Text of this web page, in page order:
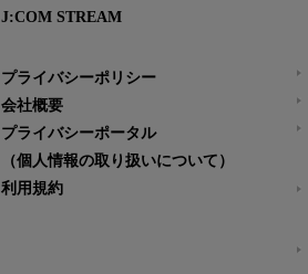
J:COM STREAM
プライバシーポリシー
会社概要
プライバシーポータル
（個人情報の取り扱いについて）
利用規約